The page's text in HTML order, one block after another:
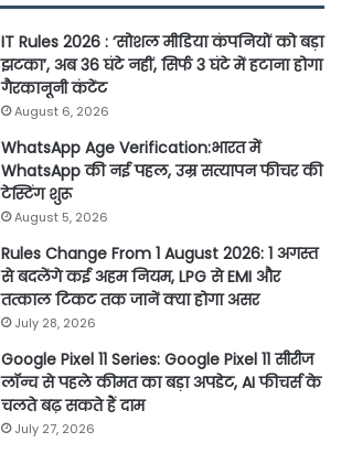
IT Rules 2026 : ‘सोशल मीडिया कंपनियों को बड़ा
झटका’, अब 36 घंटे नहीं, सिर्फ 3 घंटे में हटाना होगा
गैरकानूनी कंटेंट
August 6, 2026
WhatsApp Age Verification:भारत में
WhatsApp की नई पहल, उम्र सत्यापन फीचर की
टेस्टिंग शुरू
August 5, 2026
Rules Change From 1 August 2026: 1 अगस्त
से बदलेंगे कई अहम नियम, LPG से EMI और
तत्काल टिकट तक जानें क्या होगा असर
July 28, 2026
Google Pixel 11 Series: Google Pixel 11 सीरीज
लॉन्च से पहले कीमत का बड़ा अपडेट, AI फीचर्स के
चलते बढ़ सकते हैं दाम
July 27, 2026